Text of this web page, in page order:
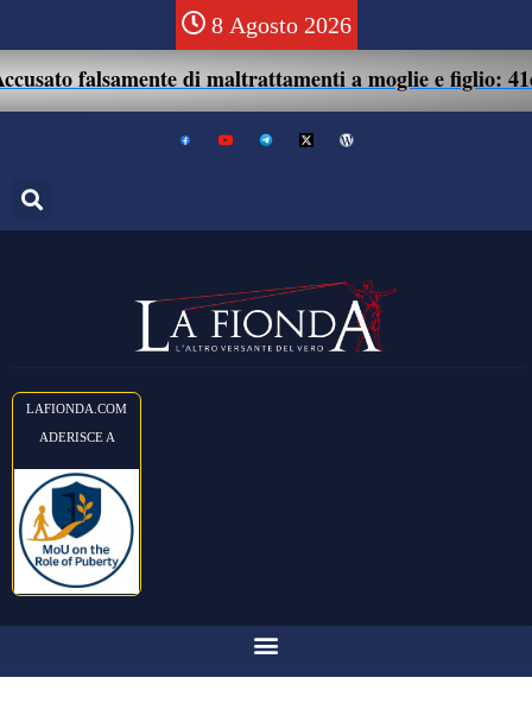
8 Agosto 2026
falsamente di maltrattamenti a moglie e figlio: 41enne
LAFIONDA.COM
ADERISCE A